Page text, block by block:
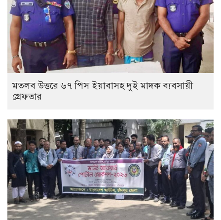
মতলব উত্তরে ৬৭ পিস ইয়াবাসহ দুই মাদক ব্যবসায়ী
গ্রেফতার